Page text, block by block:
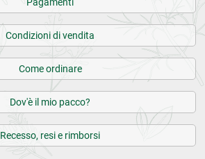
Condizioni di vendita
Come ordinare
Dov'è il mio pacco?
Recesso, resi e rimborsi